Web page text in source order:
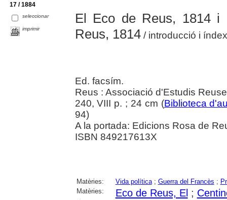
17 / 1884
seleccionar
imprimir
El Eco de Reus, 1814 i
Reus, 1814/ introducció i
Ed. facsím.
Reus : Associació d'Estudis
240, VIII p. ; 24 cm (Biblioteca
94)
A la portada: Edicions Rosa de
ISBN 849217613X
Matèries: Vida política; Guerra del Francès ;
Matèries:
Eco de Reus, El ;